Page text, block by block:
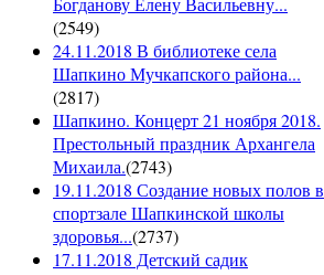
(2549)
24.11.2018 В библиотеке села
Шапкино Мучкапского района...
(2817)
Шапкино. Концерт 21 ноября 2018.
Престольный праздник Архангела
Михаила.(2743)
19.11.2018 Создание новых полов в
спортзале Шапкинской школы
здоровья...(2737)
17.11.2018 Детский садик